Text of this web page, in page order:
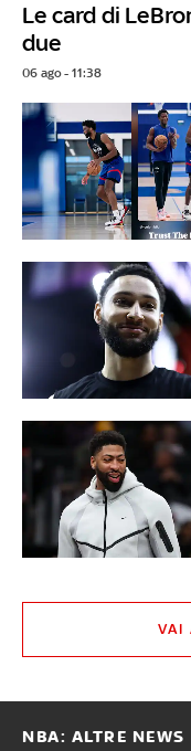
Le card di
due
06 ago - 11:38
VAI
NBA: ALTRE NEWS